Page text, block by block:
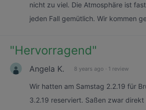
nicht zu viel. Die Atmosphäre ist
jeden Fall gemütlich. Wir kommen
"Hervorragend"
Angela K. 8 years ago · 1 review
Wir hatten am Samstag 2.2.19 für
3.2.19 reserviert. Saßen zwar